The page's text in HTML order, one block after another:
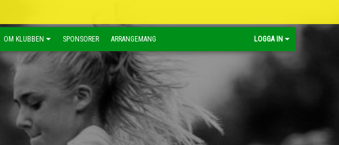
OM KLUBBEN SPONSORER ARRANGEMANG LOGGA IN